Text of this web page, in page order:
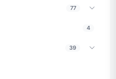
77
4
39